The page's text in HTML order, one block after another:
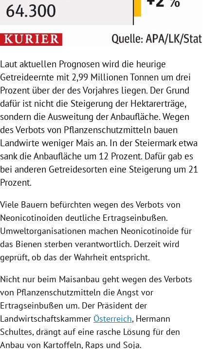
Laut aktuellen Prognosen wird die heurige
Getreideernte mit 2,99 Millionen Tonnen um drei
Prozent über der des Vorjahres liegen. Der Grund
dafür ist nicht die Steigerung der Hektarerträge,
sondern die Ausweitung der Anbaufläche. Wegen
des Verbots von Pflanzenschutzmitteln bauen
Landwirte weniger Mais an. In der Steiermarketwa
sank die Anbaufläche um 12 Prozent. Dafür gab es
bei anderen Getreidesorten eine Steigerung um 21
Prozent.
Viele Bauern befürchten wegen des Verbots von
Neonicotinoiden deutliche Ertragseinbußen.
Umweltorganisationen machen Neonicotinoide für
das Bienen sterben verantwortlich. Derzeit wird
geprüft, ob das der Wahrheit entspricht.
Nicht nur beim Maisanbau geht wegen des Verbots
von Pflanzenschutzmitteln die Angst vor
Ertragseinbußen um. Der Präsident der
Landwirtschaftskammer Österreich, Hermann
Schultes, drängt auf eine rasche Lösung für den
Anbau von Kartoffeln, Raps und Soja.